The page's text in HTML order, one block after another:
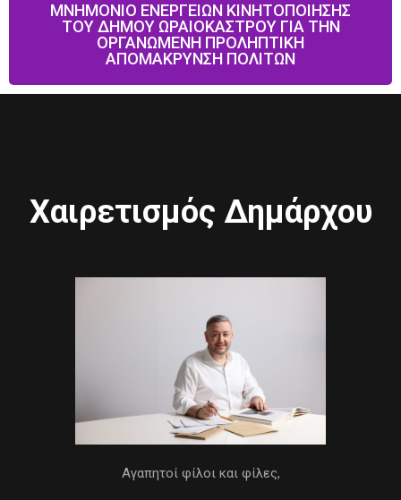
ΜΝΗΜΟΝΙΟ ΕΝΕΡΓΕΙΩΝ ΚΙΝΗΤΟΠΟΙΗΣΗΣ
ΤΟΥ ΔΗΜΟΥ ΩΡΑΙΟΚΑΣΤΡΟΥ ΓΙΑ ΤΗΝ
ΟΡΓΑΝΩΜΕΝΗ ΠΡΟΛΗΠΤΙΚΗ
ΑΠΟΜΑΚΡΥΝΣΗ ΠΟΛΙΤΩΝ
Χαιρετισμός Δημάρχου
Αγαπητοί φίλοι και φίλες,